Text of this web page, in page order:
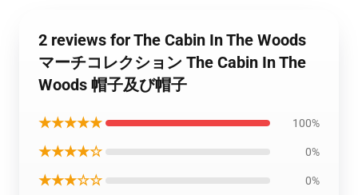
2 reviews for The Cabin In The Woods
マーチコレクション The Cabin In The
Woods 帽子及び帽子
★★★★★ 100%
★★★★☆ 0%
★★★☆☆ 0%